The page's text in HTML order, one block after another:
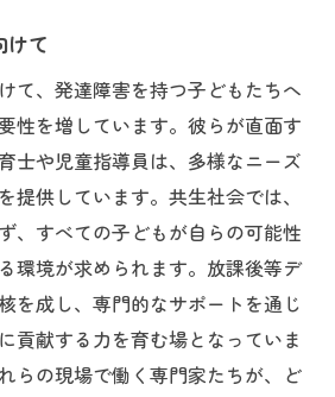
けて
て、発達障害を持つ子どもたちへ
性を増しています。彼らが直面す
士や児童指導員は、多様なニーズ
提供しています。共生社会では、
、すべての子どもが自らの可能性
環境が求められます。放課後等デ
を成し、専門的なサポートを通じ
貢献する力を育む場となっていま
らの現場で働く専門家たちが、ど